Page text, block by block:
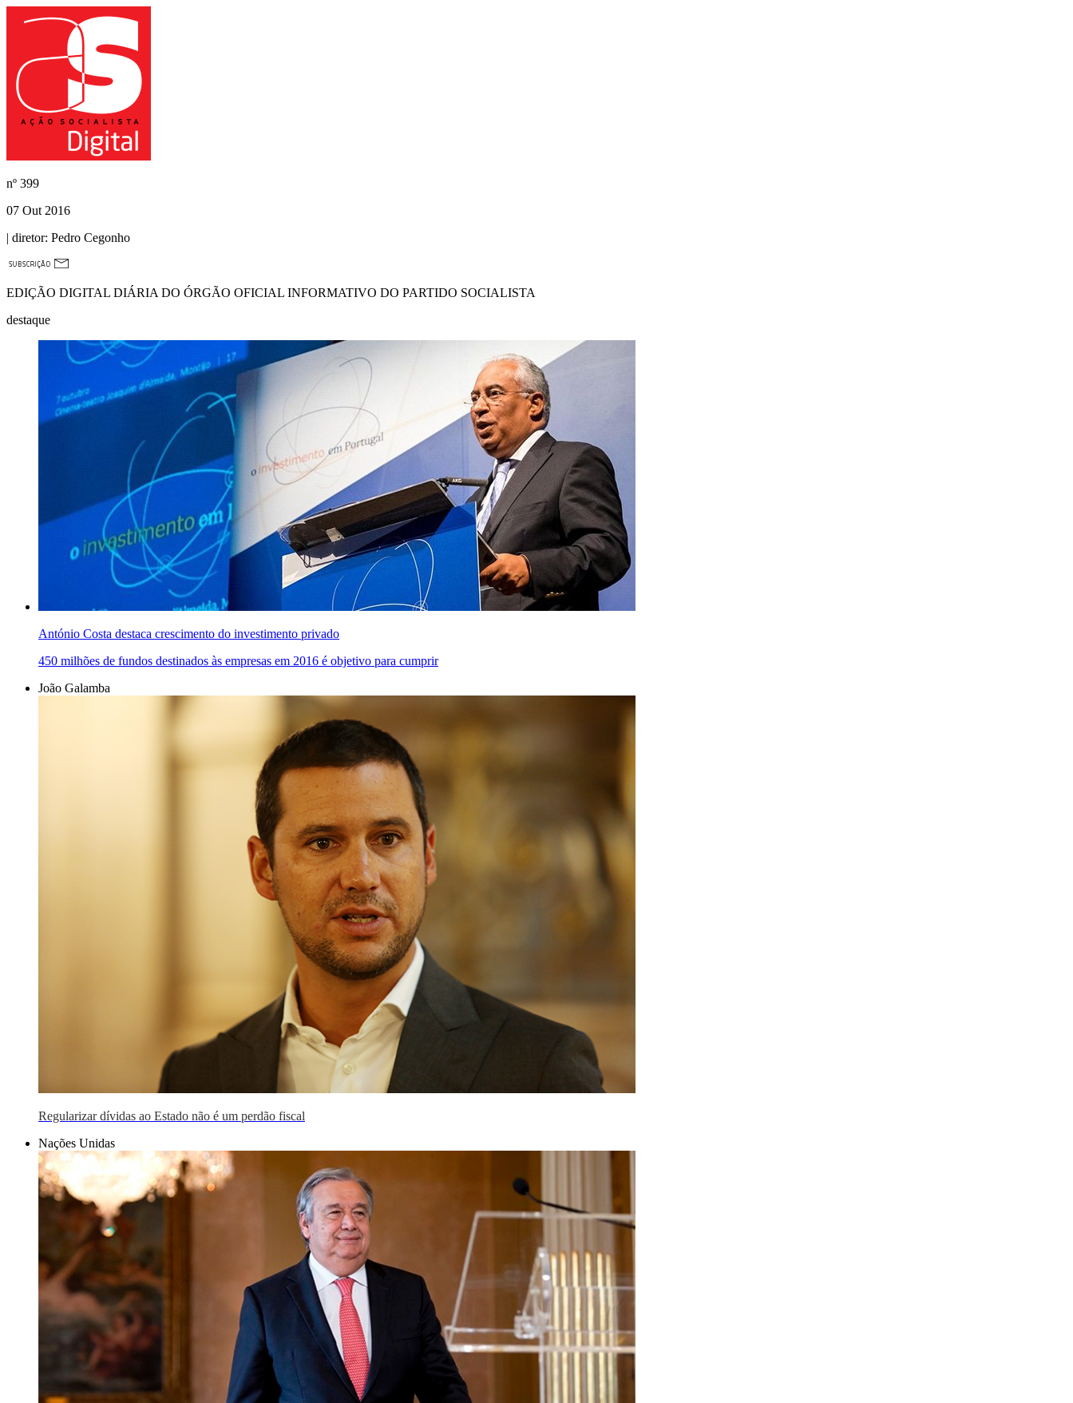
nº 399
07 Out 2016
| diretor: Pedro Cegonho
EDIÇÃO DIGITAL DIÁRIA DO ÓRGÃO OFICIAL INFORMATIVO DO PARTIDO SOCIALISTA
destaque
António Costa destaca crescimento do investimento privado
450 milhões de fundos destinados às empresas em 2016 é objetivo para cumprir
João Galamba
Regularizar dívidas ao Estado não é um perdão fiscal
Nações Unidas